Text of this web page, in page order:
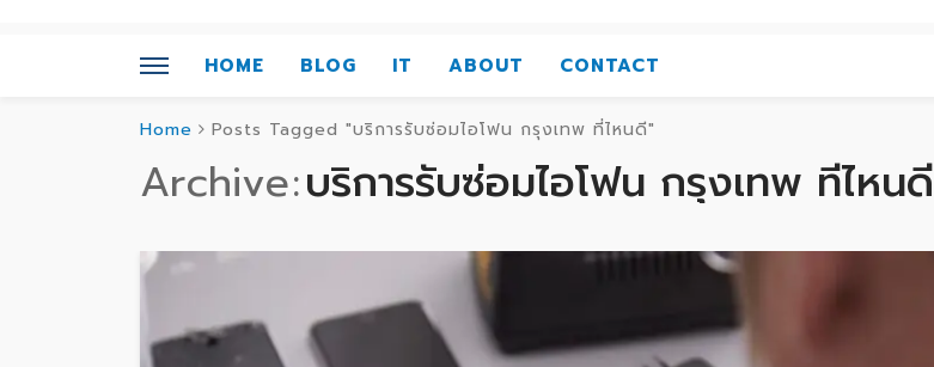
HOME BLOG IT ABOUT CONTACT
Home Posts Tagged "บริการรับซ่อมไอโฟน กรุงเทพ ที่ไหนดี"
Archive บริการรับซ่อมไอโฟน กรุงเทพ ที่ไหนดี